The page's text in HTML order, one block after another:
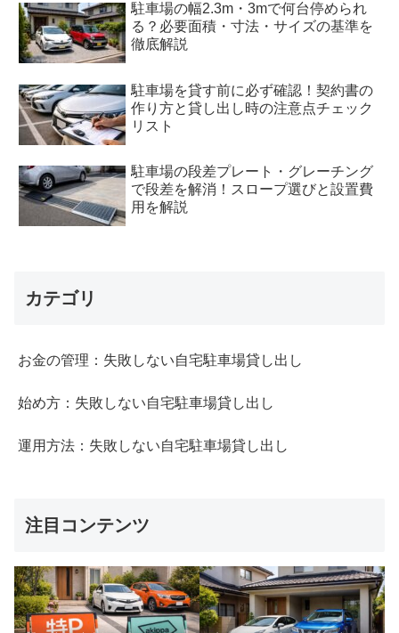
駐車場の幅2.3m・3mで何台停められ
る？必要面積・寸法・サイズの基準を
徹底解説
駐車場を貸す前に必ず確認！契約書の
作り方と貸し出し時の注意点チェック
リスト
駐車場の段差プレート・グレーチング
で段差を解消！スロープ選びと設置費
用を解説
カテゴリ
お金の管理：失敗しない自宅駐車場貸し出し
始め方：失敗しない自宅駐車場貸し出し
運用方法：失敗しない自宅駐車場貸し出し
注目コンテンツ